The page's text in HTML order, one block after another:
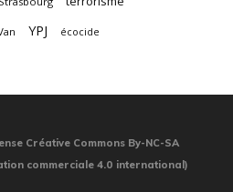
YPJ écocide
Créative Commons By-NC-SA
commerciale 4.0 international)